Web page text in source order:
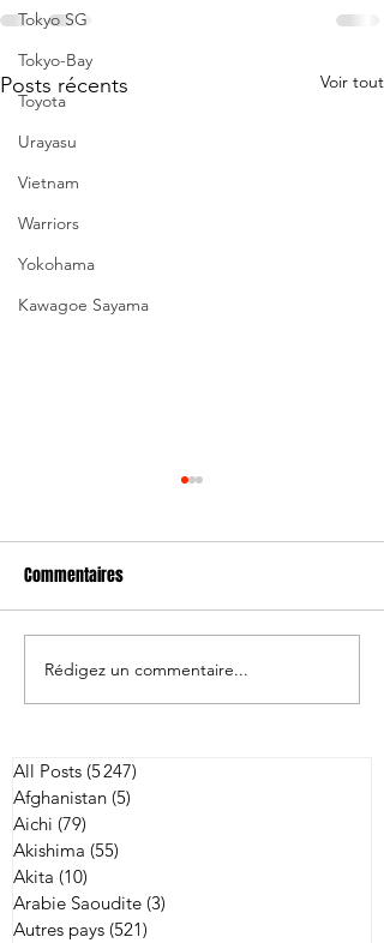
Tokyo SG
Tokyo-Bay
Toyota
Urayasu
Vietnam
Warriors
Yokohama
Kawagoe Sayama
Posts récents Voir tout
Andrew Ellis nommé
entraîneur-chef de Kobe
Commentaires
Rédigez un commentaire...
All Posts (5 247)
Afghanistan (5)
Aichi (79)
Akishima (55)
Akita (10)
Arabie Saoudite (3)
Autres pays (521)